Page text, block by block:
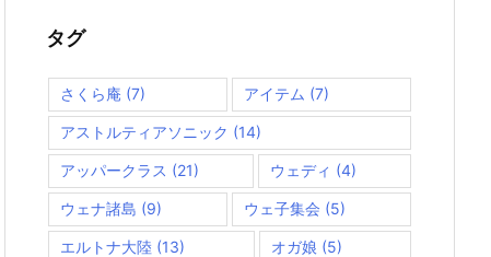
ー
タグ
さくら庵 (7) アイテム (7)
アストルティアソニック (14)
アッパークラス (21) ウェディ (4)
ウェナ諸島 (9) ウェ子集会 (5)
エルトナ大陸 (13) オガ娘 (5)